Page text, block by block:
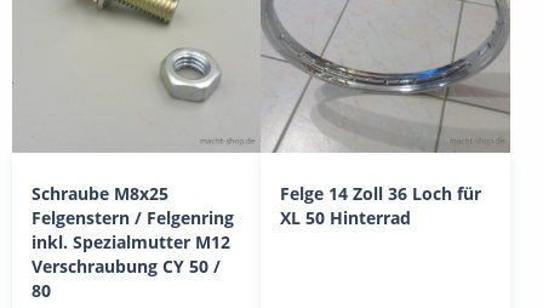
Schraube M8x25
Felgenstern / Felgenring
inkl. Spezialmutter M12
Verschraubung CY 50 /
80
Felge 14 Zoll 36 Loch für
XL 50 Hinterrad